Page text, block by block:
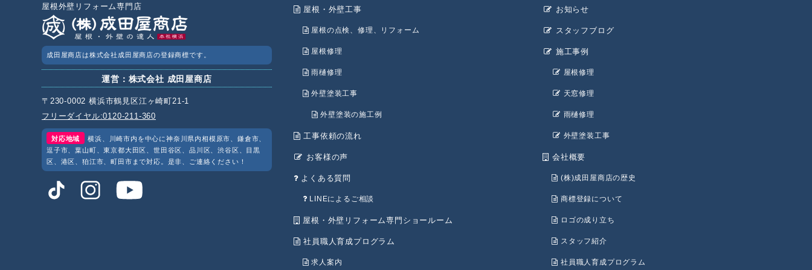
屋根外壁リフォーム専門店
成田屋商店は株式会社成田屋商店の登録商標です。
運営：株式会社 成田屋商店
〒230-0002 横浜市鶴見区江ヶ崎町21-1
フリーダイヤル:0120-211-360
対応地域
横浜、川崎市内を中心に神奈川県内相模原市、鎌倉市、
逗子市、葉山町、東京都大田区、世田谷区、品川区、渋谷区、目黒
区、港区、狛江市、町田市まで対応。是非、ご連絡ください！
屋根・外壁工事
屋根の点検、修理、リフォーム
屋根修理
雨樋修理
外壁塗装工事
外壁塗装の施工例
工事依頼の流れ
お客様の声
よくある質問
LINEによるご相談
屋根・外壁リフォーム専門ショールーム
社員職人育成プログラム
求人案内
お知らせ
スタッフブログ
施工事例
屋根修理
天窓修理
雨樋修理
外壁塗装工事
会社概要
(株)成田屋商店の歴史
商標登録について
ロゴの成り立ち
スタッフ紹介
社員職人育成プログラム